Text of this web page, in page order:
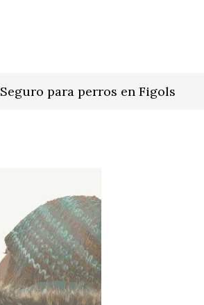
Seguro para perros en Figols